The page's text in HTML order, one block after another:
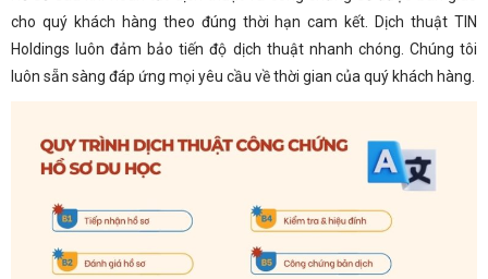
cho quý khách hàng theo đúng thời hạn cam kết. Dịch thuật TIN
Holdings luôn đảm bảo tiến độ dịch thuật nhanh chóng. Chúng tôi
luôn sẵn sàng đáp ứng mọi yêu cầu về thời gian của quý khách hàng.